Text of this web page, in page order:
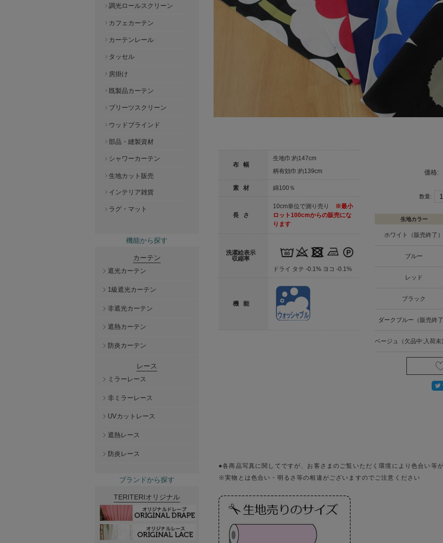
価格:
数量:
生地カラー
ホワイト（販売終了）
ブルー
レッド
ブラック
ダークブルー（販売終了
ベージュ（欠品中:入荷未
●各商品写真に関してですが、お客さまのご覧いただく環境により色合い等
※実物とは色合い・明るさ等の相違がございますのでご注意ください
布 幅
生地巾:約147cm
柄有効巾:約139cm
素 材 綿100％
長 さ
10cm単位で測り売り ※最小
ロット100cmからの販売にな
ります
洗濯絵表示
収縮率
ドライ タテ -0.1% ヨコ -0.1%
機 能
調光ロールスクリーン
カフェカーテン
カーテンレール
タッセル
房掛け
既製品カーテン
プリーツスクリーン
ウッドブラインド
部品・縫製資材
シャワーカーテン
生地カット販売
インテリア雑貨
ラグ・マット
機能から探す
カーテン
遮光カーテン
1級遮光カーテン
非遮光カーテン
遮熱カーテン
防炎カーテン
レース
ミラーレース
非ミラーレース
UVカットレース
遮熱レース
防炎レース
ブランドから探す
TERITERIオリジナル